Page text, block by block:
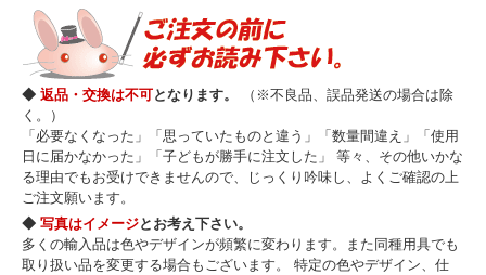
◆ 返品・交換は不可となります。
（※不良品、誤品発送の場合は除
く。）
「必要なくなった」「思っていたものと違う」「数量間違え」「使用
日に届かなかった」「子どもが勝手に注文した」 等々、その他いかな
る理由でもお受けできませんので、じっくり吟味し、よくご確認の上
ご注文願います。
◆ 写真はイメージとお考え下さい。
多くの輸入品は色やデザインが頻繁に変わります。また同種用具でも
取り扱い品を変更する場合もございます。 特定の色やデザイン、仕